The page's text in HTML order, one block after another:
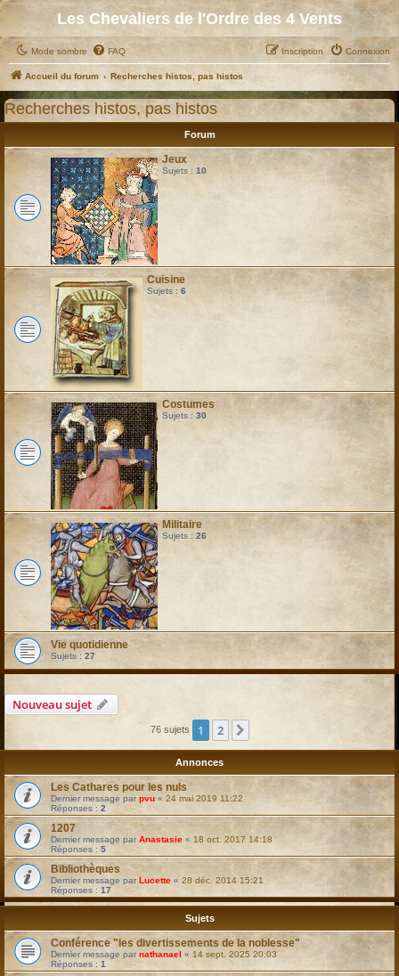
Les Chevaliers de l'Ordre des 4 Vents
Mode sombre FAQ Connexion
Inscription
Accueil du forum Recherches histos, pas histos
Recherches histos, pas histos
Forum
Jeux
Sujets : 10
Cuisine
Sujets : 6
Costumes
Sujets : 30
Militaire
Sujets : 26
Vie quotidienne
Sujets : 27
Nouveau sujet
76 sujets 1 2
Annonces
Les Cathares pour les nuls
Dernier message parpvu « 24 mai 2019 11:22
Réponses : 2
1207
Dernier message parAnastasie « 18 oct. 2017 14:18
Réponses : 5
Bibliothèques
Dernier message parLucette « 28 déc. 2014 15:21
Réponses : 17
Sujets
Conférence "les divertissements de la noblesse"
Dernier message parnathanael « 14 sept. 2025 20:03
Réponses : 1